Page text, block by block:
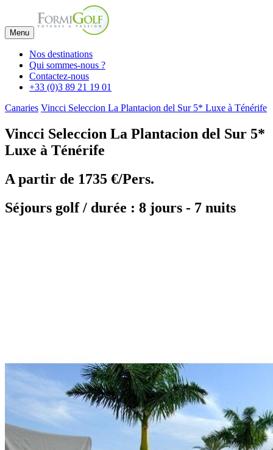
Menu
Nos destinations
Qui sommes-nous ?
Contactez-nous
+33 (0)3 89 21 19 01
Canaries Vincci Seleccion La Plantacion del Sur 5* Luxe à Ténérife
Vincci Seleccion La Plantacion del Sur 5*
Luxe à Ténérife
A partir de 1735 €/Pers.
Séjours golf / durée : 8 jours - 7 nuits